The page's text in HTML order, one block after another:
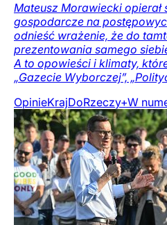
Mateusz Morawiecki opierał
gospodarcze na
odnieść wrażenie, że do
prezentowania samego
A to opowieści i klimaty,
„Gazecie Wyborczej”,
OpinieKrajDoRzeczy+W